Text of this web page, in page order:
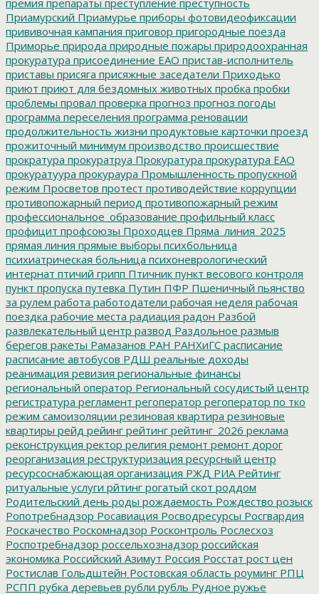
Приамурский Приамурье приборы фотовидеофиксации
прививочная кампания приговор пригородные поезда
Приморье природа природные пожары природоохранная
прокуратура присоединение ЕАО пристав-исполнитель
приставы присяга присяжные заседатели Приходько
приют приют для бездомных животных пробка пробки
проблемы провал проверка прогноз прогноз погоды
программа переселения программа реновации
продолжительность жизни продуктовые карточки проезд
прожиточный минимум производство происшествие
прократура прокуратруа Прокуратура прокуратура ЕАО
прокуратуура прокураура Промышленность пропускной
режим Просветов протест противодействие коррупции
противопожарный период противопожарный режим
профессиональное_образование профильный класс
профицит профсоюзы Проходцев Пряма_линия_2025
прямая линия прямые выборы психбольница
психиатрическая больница психоневрологический
интернат птичий грипп Птичник пункт весового контроля
пункт пропуска путевка Путин ПФР Пшеничный пьянство
за рулем работа работодатели рабочая неделя рабочая
поездка рабочие места радиация радон Разбой
развлекательный центр развод Раздольное размыв
берегов ракеты Рамазанов РАН РАНХиГС расписание
расписание автобусов РДШ реальные доходы
реанимация ревизия региональные финансы
региональный оператор Региональный сосудистый центр
регистратура регламент регоператор регоператор по тко
режим самоизоляции резиновая квартира резиновые
квартиры рейд рейинг рейтинг рейтинг_2026 реклама
реконструкция ректор религия ремонт ремонт дорог
реорганизация реструктуризация ресурсный центр
ресурсоснабжающая организация РЖД РИА Рейтинг
ритуальные услуги рйтинг рогатый скот роддом
Родительский день роды рождаемость Рождество розыск
Ропотребнадзор Росавиация Росводресурсы Росгвардия
Роскачество Роскомнадзор Росконтроль Рослесхоз
Роспотребнадзор россельхознадзор российская
экономика Российский Азимут Россия Росстат рост цен
Ростислав Гольдштейн Ростовская область роуминг РПЦ
РСПП рубка деревьев рубли рубль Рудное ружье